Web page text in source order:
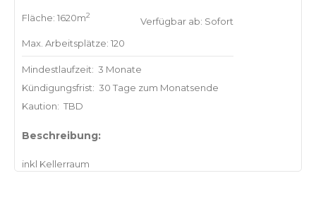
Fläche: 1620m2
Max. Arbeitsplätze: 120
Verfügbar ab: Sofort
Mindestlaufzeit: 3 Monate
Kündigungsfrist: 30 Tage zum Monatsende
Kaution: TBD
Beschreibung: